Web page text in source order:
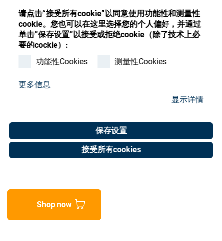
请点击“接受所有cookie”以同意使用功能性和测量性
cookie。您也可以在这里选择您的个人偏好，并通过
单击”保存设置”以接受或拒绝cookie（除了技术上必
要的cockie）:
功能性Cookies
测量性Cookies
更多信息
显示详情
保存设置
接受所有cookies
我们是谁
加入我们
注册 登录
Hydrodehn Chuck, T200-
18722, D=25
Art. No. 60000266
Unit of measure : Piece
Shop now